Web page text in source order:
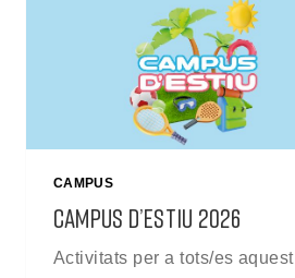
CAMPUS
CAMPUS D’ESTIU 2026
Activitats per a tots/es aquest